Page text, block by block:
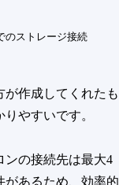
のストレージ接続
が作成してくれたも
やすいです。
ンの接続先は最大4
があるため、効率的